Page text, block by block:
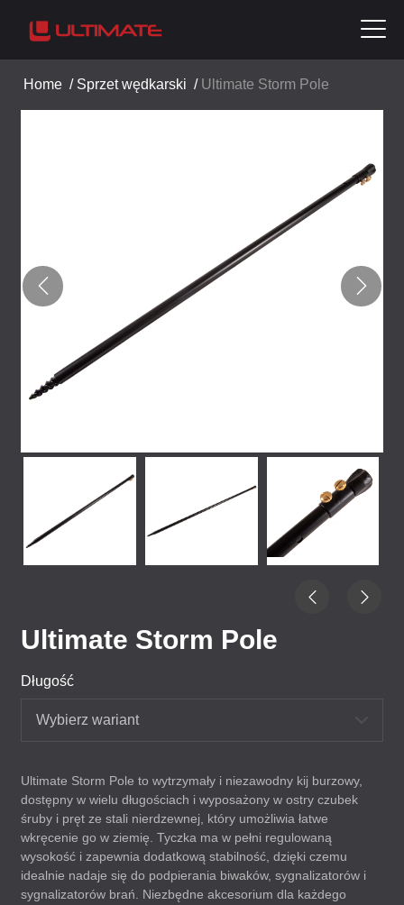
Home / Sprzet wędkarski / Ultimate Storm Pole
Ultimate Storm Pole
Długość
Wybierz wariant
Ultimate Storm Pole to wytrzymały i niezawodny kij burzowy,
dostępny w wielu długościach i wyposażony w ostry czubek
śruby i pręt ze stali nierdzewnej, który umożliwia łatwe
wkręcenie go w ziemię. Tyczka ma w pełni regulowaną
wysokość i zapewnia dodatkową stabilność, dzięki czemu
idealnie nadaje się do podpierania biwaków, sygnalizatorów i
sygnalizatorów brań. Niezbędne akcesorium dla każdego